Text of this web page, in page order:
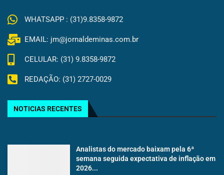
WHATSAPP : (31)9.8358-9872
EMAIL: jm@jornaldeminas.com.br
CELULAR: (31) 9.8358-9872
REDAÇÃO: (31) 2727-0029
NOTICIAS RECENTES
Analistas do mercado baixam pela 6ª
semana seguida expectativa de inflação em
2026...